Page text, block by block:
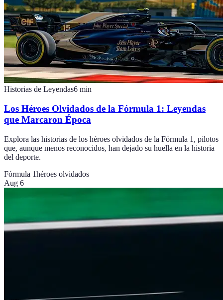
Historias de Leyendas6 min
Los Héroes Olvidados de la Fórmula 1: Leyendas
que Marcaron Época
Explora las historias de los héroes olvidados de la Fórmula 1, pilotos
que, aunque menos reconocidos, han dejado su huella en la historia
del deporte.
Fórmula 1héroes olvidados
Aug 6